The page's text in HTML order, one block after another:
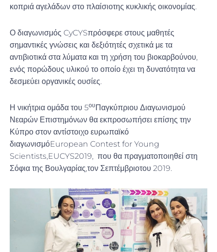
κοπριά αγελάδων στο πλαίσιοτης κυκλικής οικονομίας.
Ο διαγωνισμός CyCYSπρόσφερε στους μαθητές
σημαντικές γνώσεις και δεξιότητές σχετικά με τα
αντιβιοτικά στα λύματα και τη χρήση του βιοκαρβούνου,
ενός πορώδους υλικού το οποίο έχει τη δυνατότητα να
δεσμεύει οργανικές ουσίες.
Η νικήτρια ομάδα του 5ουΠαγκύπριου Διαγωνισμού
Νεαρών Επιστημόνων θα εκπροσωπήσει επίσης την
Κύπρο στον αντίστοιχο ευρωπαϊκό
διαγωνισμόEuropean Contest for Young
Scientists,EUCYS2019, που θα πραγματοποιηθεί στη
Σόφια της Βουλγαρίας,τον Σεπτέμβριοτου 2019.